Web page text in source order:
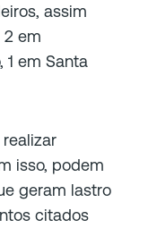
assim
2 em
1 em Santa
realizar
isso, podem
geram lastro
citados